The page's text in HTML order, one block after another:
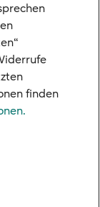
584 KB)
finden